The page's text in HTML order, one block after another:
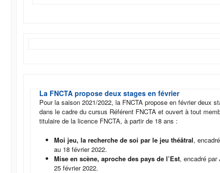
La FNCTA propose deux stages en février
Pour la saison 2021/2022, la FNCTA propose en février deux
dans le cadre du cursus Référent FNCTA et ouvert à tout
titulaire de la licence FNCTA, à partir de 18 ans :
Moi jeu, la recherche de soi par le jeu théâtral,
au 18 février 2022.
Mise en scène, aproche des pays de l’Est, encadré
25 février 2022.